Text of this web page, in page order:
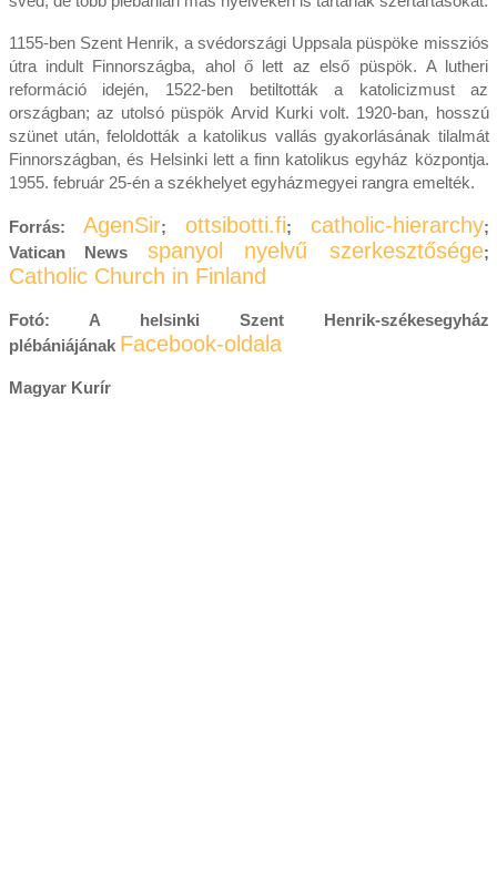
1155-ben Szent Henrik, a svédországi Uppsala püspöke missziós
útra indult Finnországba, ahol ő lett az első püspök. A lutheri
reformáció idején, 1522-ben betiltották a katolicizmust az
országban; az utolsó püspök Arvid Kurki volt. 1920-ban, hosszú
szünet után, feloldották a katolikus vallás gyakorlásának tilalmát
Finnországban, és Helsinki lett a finn katolikus egyház központja.
1955. február 25-én a székhelyet egyházmegyei rangra emelték.
Forrás:AgenSir; ottsibotti.fi; catholic-hierarchy;
Vatican News spanyol nyelvű szerkesztősége;
Catholic Church in Finland
Fotó: A helsinki Szent Henrik‑székesegyház
plébániájának Facebook-oldala
Magyar Kurír